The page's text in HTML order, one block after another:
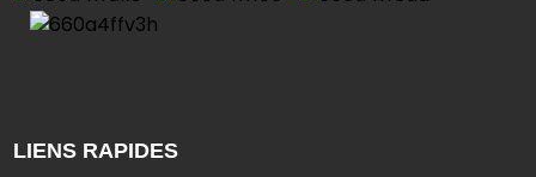
LIENS RAPIDES